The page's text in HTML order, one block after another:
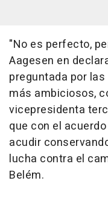
"No es perfecto,
Aagesen en
preguntada por
más ambiciosos,
vicepresidenta
que con el
acudir
lucha contra el
Belém.